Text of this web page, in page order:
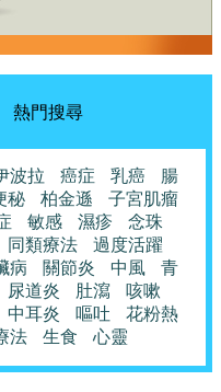
熱門搜尋
波拉 癌症 乳癌
腸
秘 柏金遜
子宮肌瘤
敏感 濕疹
念珠
同類療法
過度活躍
病 關節炎 中風
青
尿道炎 肚瀉
咳嗽
中耳炎 嘔吐
花粉熱
法 生食 心靈